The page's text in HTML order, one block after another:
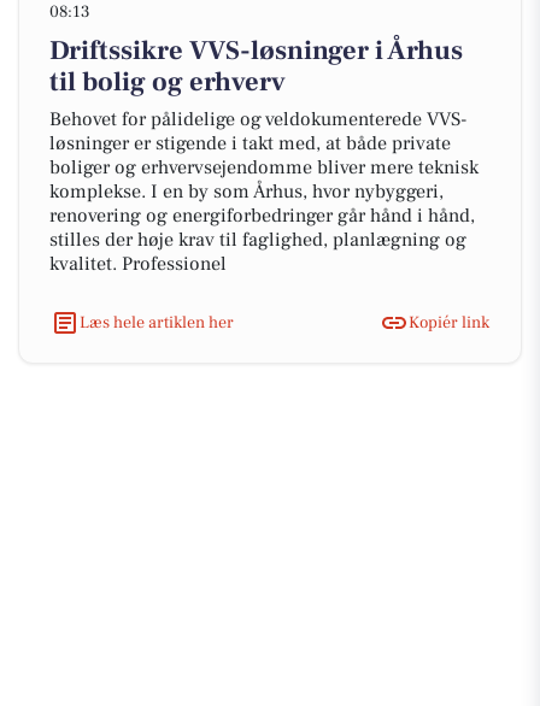
08:13
Driftssikre VVS-løsninger i Århus
til bolig og erhverv
Behovet for pålidelige og veldokumenterede VVS-
løsninger er stigende i takt med, at både private
boliger og erhvervsejendomme bliver mere teknisk
komplekse. I en by som Århus, hvor nybyggeri,
renovering og energiforbedringer går hånd i hånd,
stilles der høje krav til faglighed, planlægning og
kvalitet. Professionel
Læs hele artiklen her Kopiér link